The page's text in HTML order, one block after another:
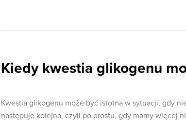
Kiedy kwestia glikogenu
Kwestia glikogenu może być istotna w sytuacji, gdy
następuje kolejna, czyli po prostu, gdy mamy więcej